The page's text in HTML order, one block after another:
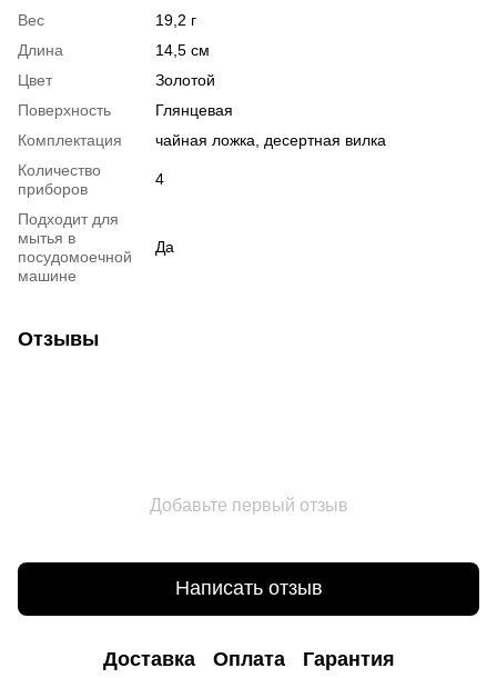
Вес
19,2 г
Длина
14,5 см
Цвет
Золотой
Поверхность
Глянцевая
Комплектация
чайная ложка, десертная вилка
Количество
приборов
4
Подходит для
мытья в
посудомоечной
машине
Да
Отзывы
Добавьте первый отзыв
Написать отзыв
Доставка Оплата Гарантия